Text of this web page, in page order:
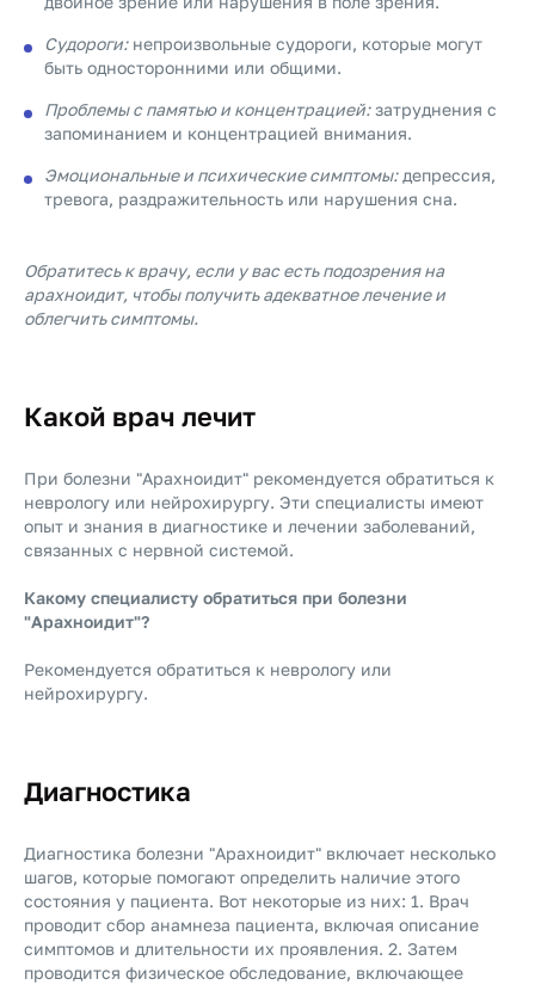
Судороги:непроизвольные судороги, которые могут
быть односторонними или общими.
Проблемы с памятью и концентрацией:затруднения с
запоминанием и концентрацией внимания.
Эмоциональные и психические симптомы:депрессия,
тревога, раздражительность или нарушения сна.
Обратитесь к врачу, если у вас есть подозрения на
арахноидит, чтобы получить адекватное лечение и
облегчить симптомы.
Какой врач лечит
При болезни "Арахноидит" рекомендуется обратиться к
неврологу или нейрохирургу. Эти специалисты имеют
опыт и знания в диагностике и лечении заболеваний,
связанных с нервной системой.
Какому специалисту обратиться при болезни
"Арахноидит"?
Рекомендуется обратиться к неврологу или
нейрохирургу.
Диагностика
Диагностика болезни "Арахноидит" включает несколько
шагов, которые помогают определить наличие этого
состояния у пациента. Вот некоторые из них: 1. Врач
проводит сбор анамнеза пациента, включая описание
симптомов и длительности их проявления. 2. Затем
проводится физическое обследование, включающее